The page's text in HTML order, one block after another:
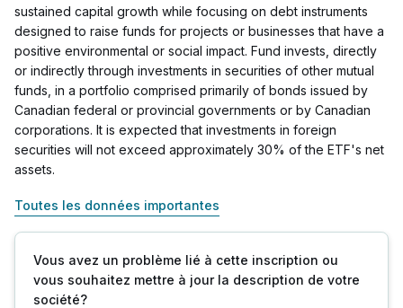
sustained capital growth while focusing on debt instruments
designed to raise funds for projects or businesses that have a
positive environmental or social impact. Fund invests, directly
or indirectly through investments in securities of other mutual
funds, in a portfolio comprised primarily of bonds issued by
Canadian federal or provincial governments or by Canadian
corporations. It is expected that investments in foreign
securities will not exceed approximately 30% of the ETF's net
assets.
Toutes les données importantes
Vous avez un problème lié à cette inscription ou
vous souhaitez mettre à jour la description de votre
société?